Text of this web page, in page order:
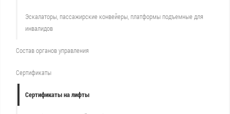
Эскалаторы, пассажирские конвейеры, платформы подъемные для
инвалидов
Состав органов управления
Сертификаты
Сертификаты на лифты